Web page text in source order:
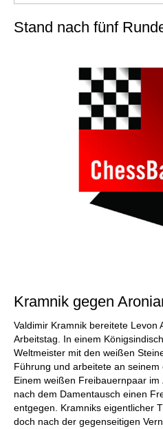
Stand nach fünf
Kramnik gegen
Valdimir Kramnik bereitete Levon
Arbeitstag. In einem
Weltmeister mit den weißen
Führung und arbeitete an seinem
Einem weißen Freibauernpaar
nach dem Damentausch einen
entgegen. Kramniks eigentlicher
doch nach der gegenseitigen